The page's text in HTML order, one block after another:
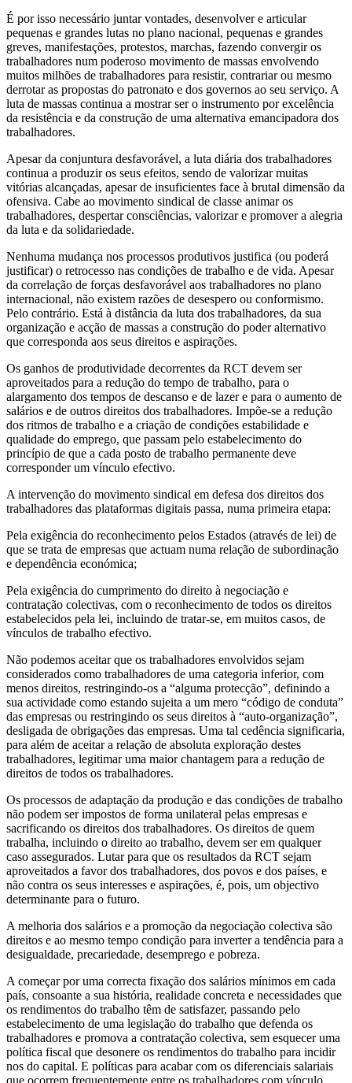
É por isso necessário juntar vontades, desenvolver e articular
pequenas e grandes lutas no plano nacional, pequenas e grandes
greves, manifestações, protestos, marchas, fazendo convergir os
trabalhadores num poderoso movimento de massas envolvendo
muitos milhões de trabalhadores para resistir, contrariar ou mesmo
derrotar as propostas do patronato e dos governos ao seu serviço. A
luta de massas continua a mostrar ser o instrumento por excelência
da resistência e da construção de uma alternativa emancipadora dos
trabalhadores.
Apesar da conjuntura desfavorável, a luta diária dos trabalhadores
continua a produzir os seus efeitos, sendo de valorizar muitas
vitórias alcançadas, apesar de insuficientes face à brutal dimensão da
ofensiva. Cabe ao movimento sindical de classe animar os
trabalhadores, despertar consciências, valorizar e promover a alegria
da luta e da solidariedade.
Nenhuma mudança nos processos produtivos justifica (ou poderá
justificar) o retrocesso nas condições de trabalho e de vida. Apesar
da correlação de forças desfavorável aos trabalhadores no plano
internacional, não existem razões de desespero ou conformismo.
Pelo contrário. Está à distância da luta dos trabalhadores, da sua
organização e acção de massas a construção do poder alternativo
que corresponda aos seus direitos e aspirações.
Os ganhos de produtividade decorrentes da RCT devem ser
aproveitados para a redução do tempo de trabalho, para o
alargamento dos tempos de descanso e de lazer e para o aumento de
salários e de outros direitos dos trabalhadores. Impõe-se a redução
dos ritmos de trabalho e a criação de condições estabilidade e
qualidade do emprego, que passam pelo estabelecimento do
princípio de que a cada posto de trabalho permanente deve
corresponder um vínculo efectivo.
A intervenção do movimento sindical em defesa dos direitos dos
trabalhadores das plataformas digitais passa, numa primeira etapa:
Pela exigência do reconhecimento pelos Estados (através de lei) de
que se trata de empresas que actuam numa relação de subordinação
e dependência económica;
Pela exigência do cumprimento do direito à negociação e
contratação colectivas, com o reconhecimento de todos os direitos
estabelecidos pela lei, incluindo de tratar-se, em muitos casos, de
vínculos de trabalho efectivo.
Não podemos aceitar que os trabalhadores envolvidos sejam
considerados como trabalhadores de uma categoria inferior, com
menos direitos, restringindo-os a “alguma protecção”, definindo a
sua actividade como estando sujeita a um mero “código de conduta”
das empresas ou restringindo os seus direitos à “auto-organização”,
desligada de obrigações das empresas. Uma tal cedência significaria,
para além de aceitar a relação de absoluta exploração destes
trabalhadores, legitimar uma maior chantagem para a redução de
direitos de todos os trabalhadores.
Os processos de adaptação da produção e das condições de trabalho
não podem ser impostos de forma unilateral pelas empresas e
sacrificando os direitos dos trabalhadores. Os direitos de quem
trabalha, incluindo o direito ao trabalho, devem ser em qualquer
caso assegurados. Lutar para que os resultados da RCT sejam
aproveitados a favor dos trabalhadores, dos povos e dos países, e
não contra os seus interesses e aspirações, é, pois, um objectivo
determinante para o futuro.
A melhoria dos salários e a promoção da negociação colectiva são
direitos e ao mesmo tempo condição para inverter a tendência para a
desigualdade, precariedade, desemprego e pobreza.
A começar por uma correcta fixação dos salários mínimos em cada
país, consoante a sua história, realidade concreta e necessidades que
os rendimentos do trabalho têm de satisfazer, passando pelo
estabelecimento de uma legislação do trabalho que defenda os
trabalhadores e promova a contratação colectiva, sem esquecer uma
política fiscal que desonere os rendimentos do trabalho para incidir
nos do capital. E políticas para acabar com os diferenciais salariais